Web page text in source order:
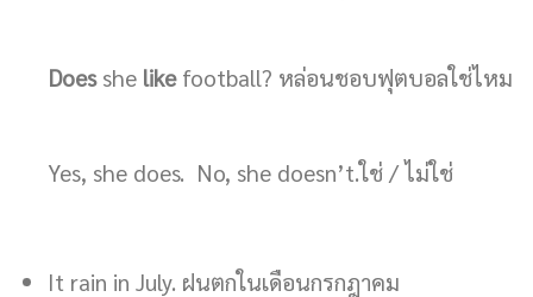
Doesshe likefootball? หล่อนชอบฟุตบอลใช่ไหม
Yes, she does. No, she doesn’t.ใช่ / ไม่ใช่
It rain in July. ฝนตกในเดือนกรกฎาคม